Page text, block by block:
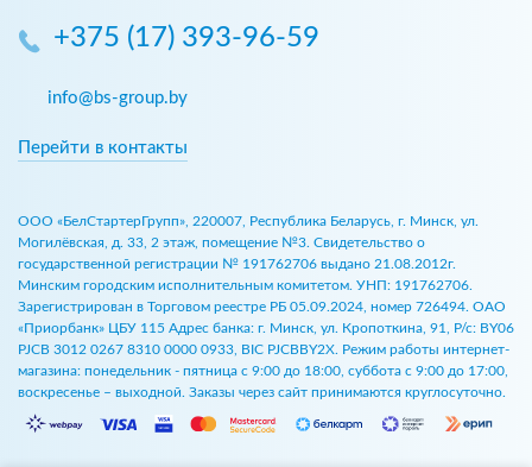
+375 (17) 393-96-59
info@bs-group.by
Перейти в контакты
ООО «БелСтартерГрупп», 220007, Республика Беларусь, г. Минск, ул.
Могилёвская, д. 33, 2 этаж, помещение №3. Свидетельство о
государственной регистрации № 191762706 выдано 21.08.2012г.
Минским городским исполнительным комитетом. УНП: 191762706.
Зарегистрирован в Торговом реестре РБ 05.09.2024, номер 726494. ОАО
«Приорбанк» ЦБУ 115 Адрес банка: г. Минск, ул. Кропоткина, 91, Р/с: BY06
PJCB 3012 0267 8310 0000 0933, BIC PJCBBY2X. Режим работы интернет-
магазина: понедельник - пятница с 9:00 до 18:00, суббота с 9:00 до 17:00,
воскресенье – выходной. Заказы через сайт принимаются круглосуточно.